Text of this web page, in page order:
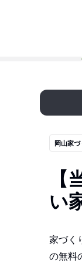
岡山家づ
い
家づく
の無料